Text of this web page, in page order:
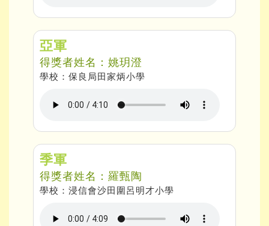
亞軍
得獎者姓名：姚玥澄
學校：保良局田家炳小學
季軍
得獎者姓名：羅甄陶
學校：浸信會沙田圍呂明才小學